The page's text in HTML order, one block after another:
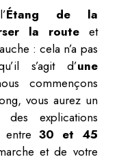
Étang de la
la routeet
: cela n’a pas
s’agit d’une
commençons
vous aurez un
des explications
entre30 et 45
et de votre